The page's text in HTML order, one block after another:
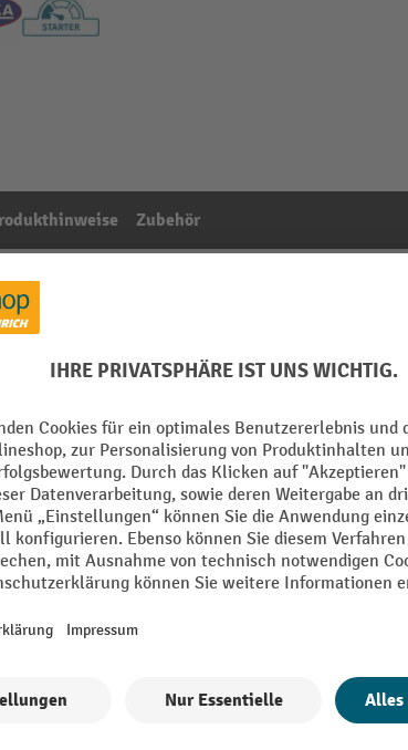
Zubehör
Material
Pfosten Durchmesser
Segment
VE